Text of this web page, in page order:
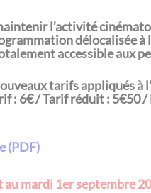
l’activité
délocalisée
accessible aux
tarifs appliqués
: 6€ / Tarif réduit : 5€50 /
(PDF)
mardi 1er septembre